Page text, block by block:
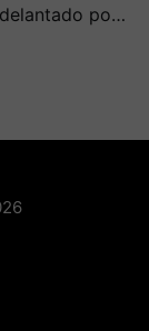
por